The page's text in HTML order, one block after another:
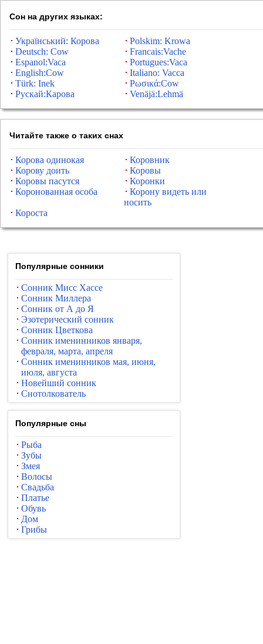
Сон на других языках:
Український: Корова
Polskim: Krowa
Deutsch: Cow
Francais:Vache
Espanol:Vaca
Portugues:Vaca
English:Cow
Italiano: Vacca
Türk: Inek
Ρωσικά:Cow
Рускай:Карова
Venäjä:Lehmä
Читайте также о таких снах
Корова одинокая
Коровник
Корову доить
Коровы
Коровы пасутся
Коронки
Коронованная особа
Корону видеть или
носить
Короста
Популярные сонники
Сонник Мисс Хассе
Сонник Миллера
Сонник от А до Я
Эзотерический сонник
Сонник Цветкова
Сонник именинников января,
февраля, марта, апреля
Сонник именинников мая, июня,
июля, августа
Новейший сонник
Снотолкователь
Популярные сны
Рыба
Зубы
Змея
Волосы
Свадьба
Платье
Обувь
Дом
Грибы